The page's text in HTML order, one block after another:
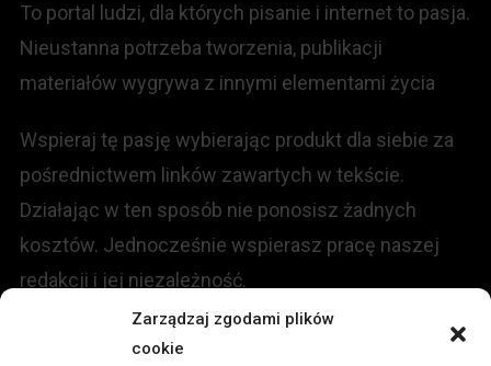
Zarządzaj zgodami plików
cookie
To portal ludzi, dla których pisanie i internet to pasja.
Nieustanna potrzeba tworzenia, publikacji
materiałów wygrywa z innymi elementami życia
Wspieraj tę pasję wybierając produkt dla siebie za
pośrednictwem linków zawartych w tekście.
Działając w ten sposób nie ponosisz żadnych
kosztów. Jednocześnie wspierasz pracę naszej
redakcji i jej niezależność.